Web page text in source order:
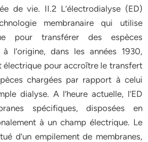
de vie. II.2 L’électrodialyse (ED)
membranaire qui utilise
pour transférer des espèces
l’origine, dans les années 1930,
électrique pour accroître le transfert
chargées par rapport à celui
dialyse. A l’heure actuelle, l’ED
spécifiques, disposées en
à un champ électrique. Le
d’un empilement de membranes,